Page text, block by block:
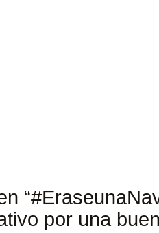
por una